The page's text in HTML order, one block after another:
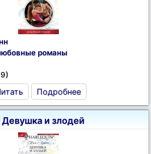
романы
Подробнее
Девушка и злодей